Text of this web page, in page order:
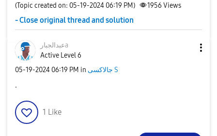
(Topic created on: 05-19-2024 06:19 PM) 1956 Views
- Close original thread and solution
عبدالجبارa
Active Level 6
‎05-19-2024 06:19 PM in جالاكسى S
.
1 Like